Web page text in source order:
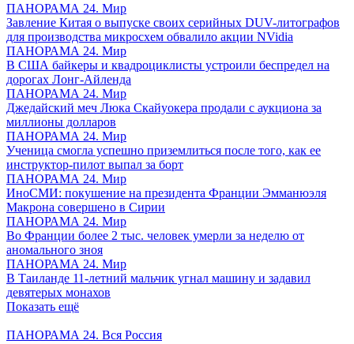
ПАНОРАМА 24. Мир
Завление Китая о выпуске своих серийных DUV-литографов
для производства микросхем обвалило акции NVidia
ПАНОРАМА 24. Мир
В США байкеры и квадроциклисты устроили беспредел на
дорогах Лонг-Айленда
ПАНОРАМА 24. Мир
Джедайский меч Люка Скайуокера продали с аукциона за
миллионы долларов
ПАНОРАМА 24. Мир
Ученица смогла успешно приземлиться после того, как ее
инструктор-пилот выпал за борт
ПАНОРАМА 24. Мир
ИноСМИ: покушение на президента Франции Эмманюэля
Макрона совершено в Сирии
ПАНОРАМА 24. Мир
Во Франции более 2 тыс. человек умерли за неделю от
аномального зноя
ПАНОРАМА 24. Мир
В Таиланде 11-летний мальчик угнал машину и задавил
девятерых монахов
Показать ещё
ПАНОРАМА 24. Вся Россия